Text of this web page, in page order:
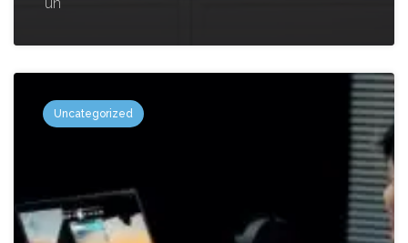
Uncategorized